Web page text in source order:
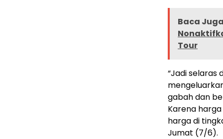
Baca
Tour
“Jadi selaras
gabah dan
Karena
harga di
Jumat (7/6).